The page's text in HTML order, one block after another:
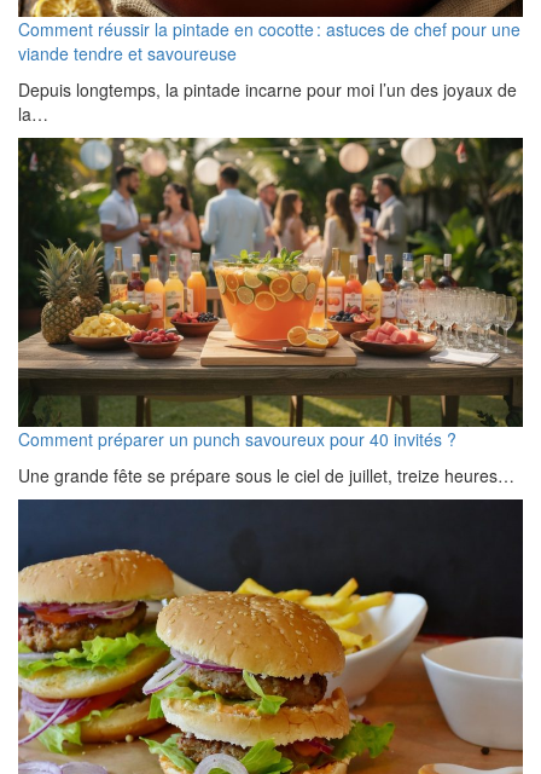
Comment réussir la pintade en cocotte : astuces de chef pour une
viande tendre et savoureuse
Depuis longtemps, la pintade incarne pour moi l’un des joyaux de
la…
Comment préparer un punch savoureux pour 40 invités ?
Une grande fête se prépare sous le ciel de juillet, treize heures…